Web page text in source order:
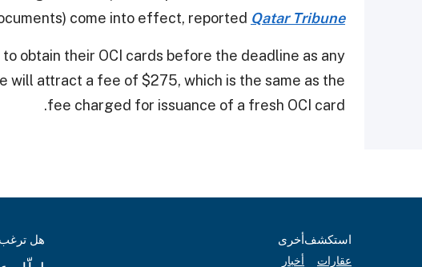
come into effect, reported Qatar Tribune
obtain their OCI cards before the deadline as any
will attract a fee of $275, which is the same as the
fee charged for issuance of a fresh OCI card.
استكشف
عقارات
أخرى
أخبار
هل ترغب